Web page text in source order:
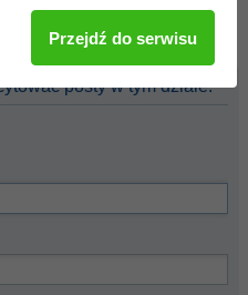
posty w tym dziale.
Przejdź do serwisu